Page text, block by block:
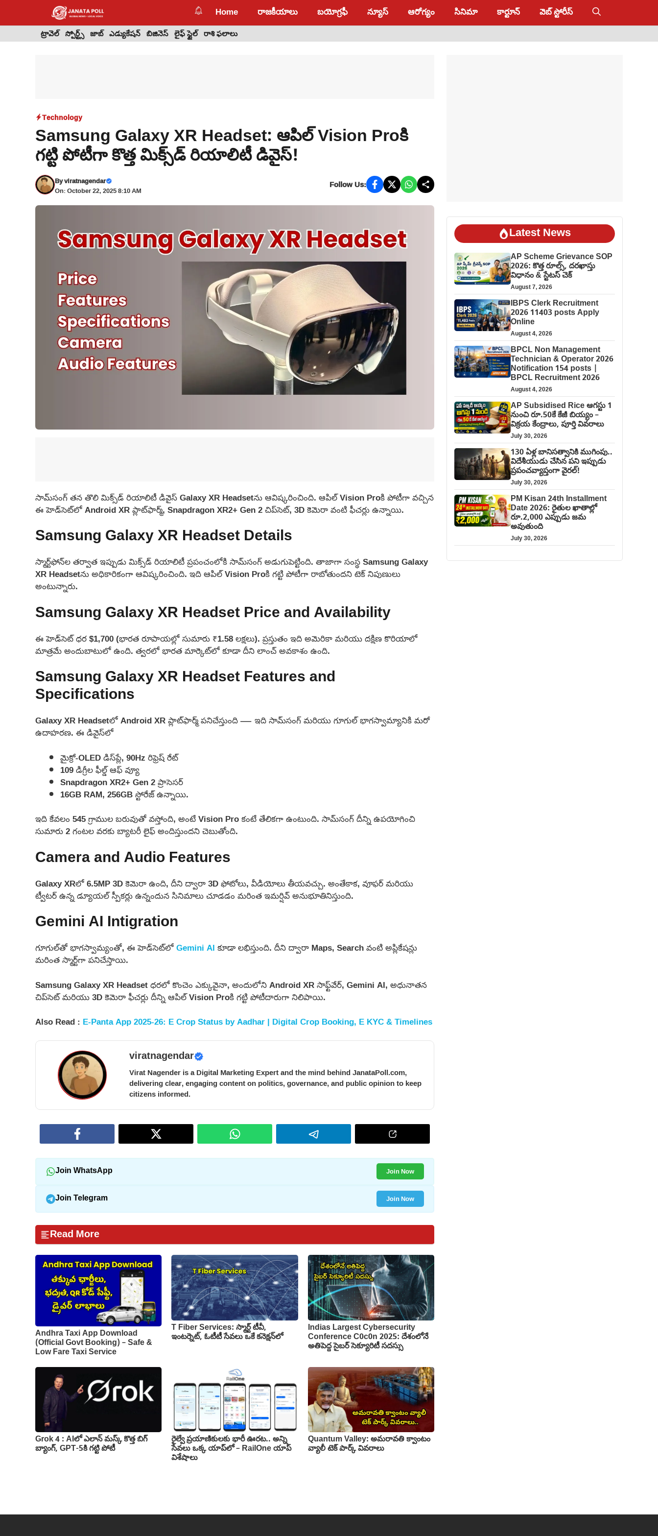
content
Home రాజకీయాలు బయోగ్రఫీ న్యూస్ ఆరోగ్యం సినిమా కార్టూన్ వెబ్ స్టోరీస్
ట్రావెల్ స్పోర్ట్స్ జాబ్ ఎడ్యుకేషన్ బిజినెస్ లైఫ్ స్టైల్ రాశి ఫలాలు
Technology
Samsung Galaxy XR Headset: ఆపిల్ Vision Proకి
గట్టి పోటీగా కొత్త మిక్స్‌డ్ రియాలిటీ డివైస్!
Byviratnagendar
On: October 22, 2025 8:10 AM
Follow Us:
సామ్‌సంగ్ తన తొలి మిక్స్‌డ్ రియాలిటీ డివైస్‌ Galaxy XR Headset‌ను ఆవిష్కరించింది. ఆపిల్ Vision Proకి పోటీగా వచ్చిన
ఈ హెడ్‌సెట్‌లో Android XR ప్లాట్‌ఫార్మ్, Snapdragon XR2+ Gen 2 చిప్‌సెట్, 3D కెమెరా వంటి ఫీచర్లు ఉన్నాయి.
Samsung Galaxy XR Headset Details
స్మార్ట్‌ఫోన్‌ల తర్వాత ఇప్పుడు మిక్స్‌డ్ రియాలిటీ ప్రపంచంలోకి సామ్‌సంగ్ అడుగుపెట్టింది. తాజాగా సంస్థ Samsung Galaxy
XR Headsetను అధికారికంగా ఆవిష్కరించింది. ఇది ఆపిల్ Vision Proకి గట్టి పోటీగా రాబోతుందని టెక్ నిపుణులు
అంటున్నారు.
Samsung Galaxy XR Headset Price and Availability
ఈ హెడ్‌సెట్‌ ధర $1,700 (భారత రూపాయల్లో సుమారు ₹1.58 లక్షలు). ప్రస్తుతం ఇది అమెరికా మరియు దక్షిణ కొరియాలో
మాత్రమే అందుబాటులో ఉంది. త్వరలో భారత మార్కెట్‌లో కూడా దీని లాంచ్ అవకాశం ఉంది.
Samsung Galaxy XR Headset Features and
Specifications
Galaxy XR Headset‌లో Android XR ప్లాట్‌ఫార్మ్ పనిచేస్తుంది — ఇది సామ్‌సంగ్ మరియు గూగుల్ భాగస్వామ్యానికి మరో
ఉదాహరణ. ఈ డివైస్‌లో
మైక్రో-OLED డిస్‌ప్లే, 90Hz రిఫ్రెష్ రేట్
109 డిగ్రీల ఫీల్డ్ ఆఫ్ వ్యూ
Snapdragon XR2+ Gen 2 ప్రాసెసర్
16GB RAM, 256GB స్టోరేజ్ ఉన్నాయి.
ఇది కేవలం 545 గ్రాముల బరువుతో వస్తోంది, అంటే Vision Pro కంటే తేలికగా ఉంటుంది. సామ్‌సంగ్ దీన్ని ఉపయోగించి
సుమారు 2 గంటల వరకు బ్యాటరీ లైఫ్ అందిస్తుందని చెబుతోంది.
Camera and Audio Features
Galaxy XRలో 6.5MP 3D కెమెరా ఉంది, దీని ద్వారా 3D ఫోటోలు, వీడియోలు తీయవచ్చు. అంతేకాక, వూఫర్ మరియు
ట్వీటర్‌ ఉన్న డ్యూయల్ స్పీకర్లు ఉన్నందున సినిమాలు చూడడం మరింత ఇమర్షివ్ అనుభూతినిస్తుంది.
Gemini AI Intigration
గూగుల్‌తో భాగస్వామ్యంతో, ఈ హెడ్‌సెట్‌లోGemini AIకూడా లభిస్తుంది. దీని ద్వారా Maps, Search వంటి అప్లికేషన్లు
మరింత స్మార్ట్‌గా పనిచేస్తాయి.
Samsung Galaxy XR Headset ధరలో కొంచెం ఎక్కువైనా, అందులోని Android XR సాఫ్ట్‌వేర్, Gemini AI, అధునాతన
చిప్‌సెట్ మరియు 3D కెమెరా ఫీచర్లు దీన్ని ఆపిల్ Vision Proకి గట్టి పోటీదారుగా నిలిపాయి.
Also Read : E-Panta App 2025-26: E Crop Status by Aadhar | Digital Crop Booking, E KYC & Timelines
viratnagendar
Virat Nagender is a Digital Marketing Expert and the mind behind JanataPoll.com,
delivering clear, engaging content on politics, governance, and public opinion to keep
citizens informed.
Join WhatsApp Join Now
Join Telegram Join Now
Read More
Andhra Taxi App Download
(Official Govt Booking) – Safe &
Low Fare Taxi Service
T Fiber Services: స్మార్ట్ టీవీ,
ఇంటర్నెట్, ఓటీటీ సేవలు ఒకే కనెక్షన్‌లో
Indias Largest Cybersecurity
Conference C0c0n 2025: దేశంలోనే
అతిపెద్ద సైబర్ సెక్యూరిటీ సదస్సు
Grok 4 : AIలో ఎలాన్ మస్క్ కొత్త బిగ్
బ్యాంగ్, GPT-5కి గట్టి పోటీ
రైల్వే ప్రయాణికులకు భారీ ఊరట.. అన్ని
సేవలు ఒక్క యాప్‌లో – RailOne యాప్
విశేషాలు
Quantum Valley: అమరావతి క్వాంటం
వ్యాలీ టెక్ పార్క్ వివరాలు
Latest News
AP Scheme Grievance SOP
2026: కొత్త రూల్స్, దరఖాస్తు
విధానం & స్టేటస్ చెక్
August 7, 2026
IBPS Clerk Recruitment
2026 11403 posts Apply
Online
August 4, 2026
BPCL Non Management
Technician & Operator 2026
Notification 154 posts |
BPCL Recruitment 2026
August 4, 2026
AP Subsidised Rice ఆగస్టు 1
నుంచి రూ.50కే కేజీ బియ్యం –
విక్రయ కేంద్రాలు, పూర్తి వివరాలు
July 30, 2026
130 ఏళ్ల బానిసత్వానికి ముగింపు..
విదేశీయుడు చేసిన పని ఇప్పుడు
ప్రపంచవ్యాప్తంగా వైరల్!
July 30, 2026
PM Kisan 24th Installment
Date 2026: రైతుల ఖాతాల్లో
రూ.2,000 ఎప్పుడు జమ
అవుతుంది
July 30, 2026